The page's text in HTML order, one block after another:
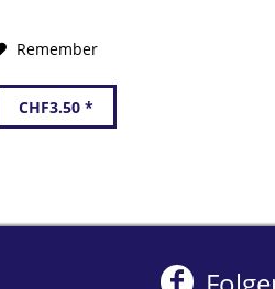
Remember
CHF3.50 *